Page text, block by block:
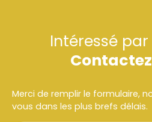
Intéressé
Merci de remplir le formulaire,
vous dans les plus brefs délais.